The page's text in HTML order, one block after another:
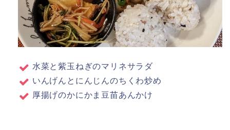
水菜と紫玉ねぎのマリネサラダ
いんげんとにんじんのちくわ炒め
厚揚げのかにかま豆苗あんかけ